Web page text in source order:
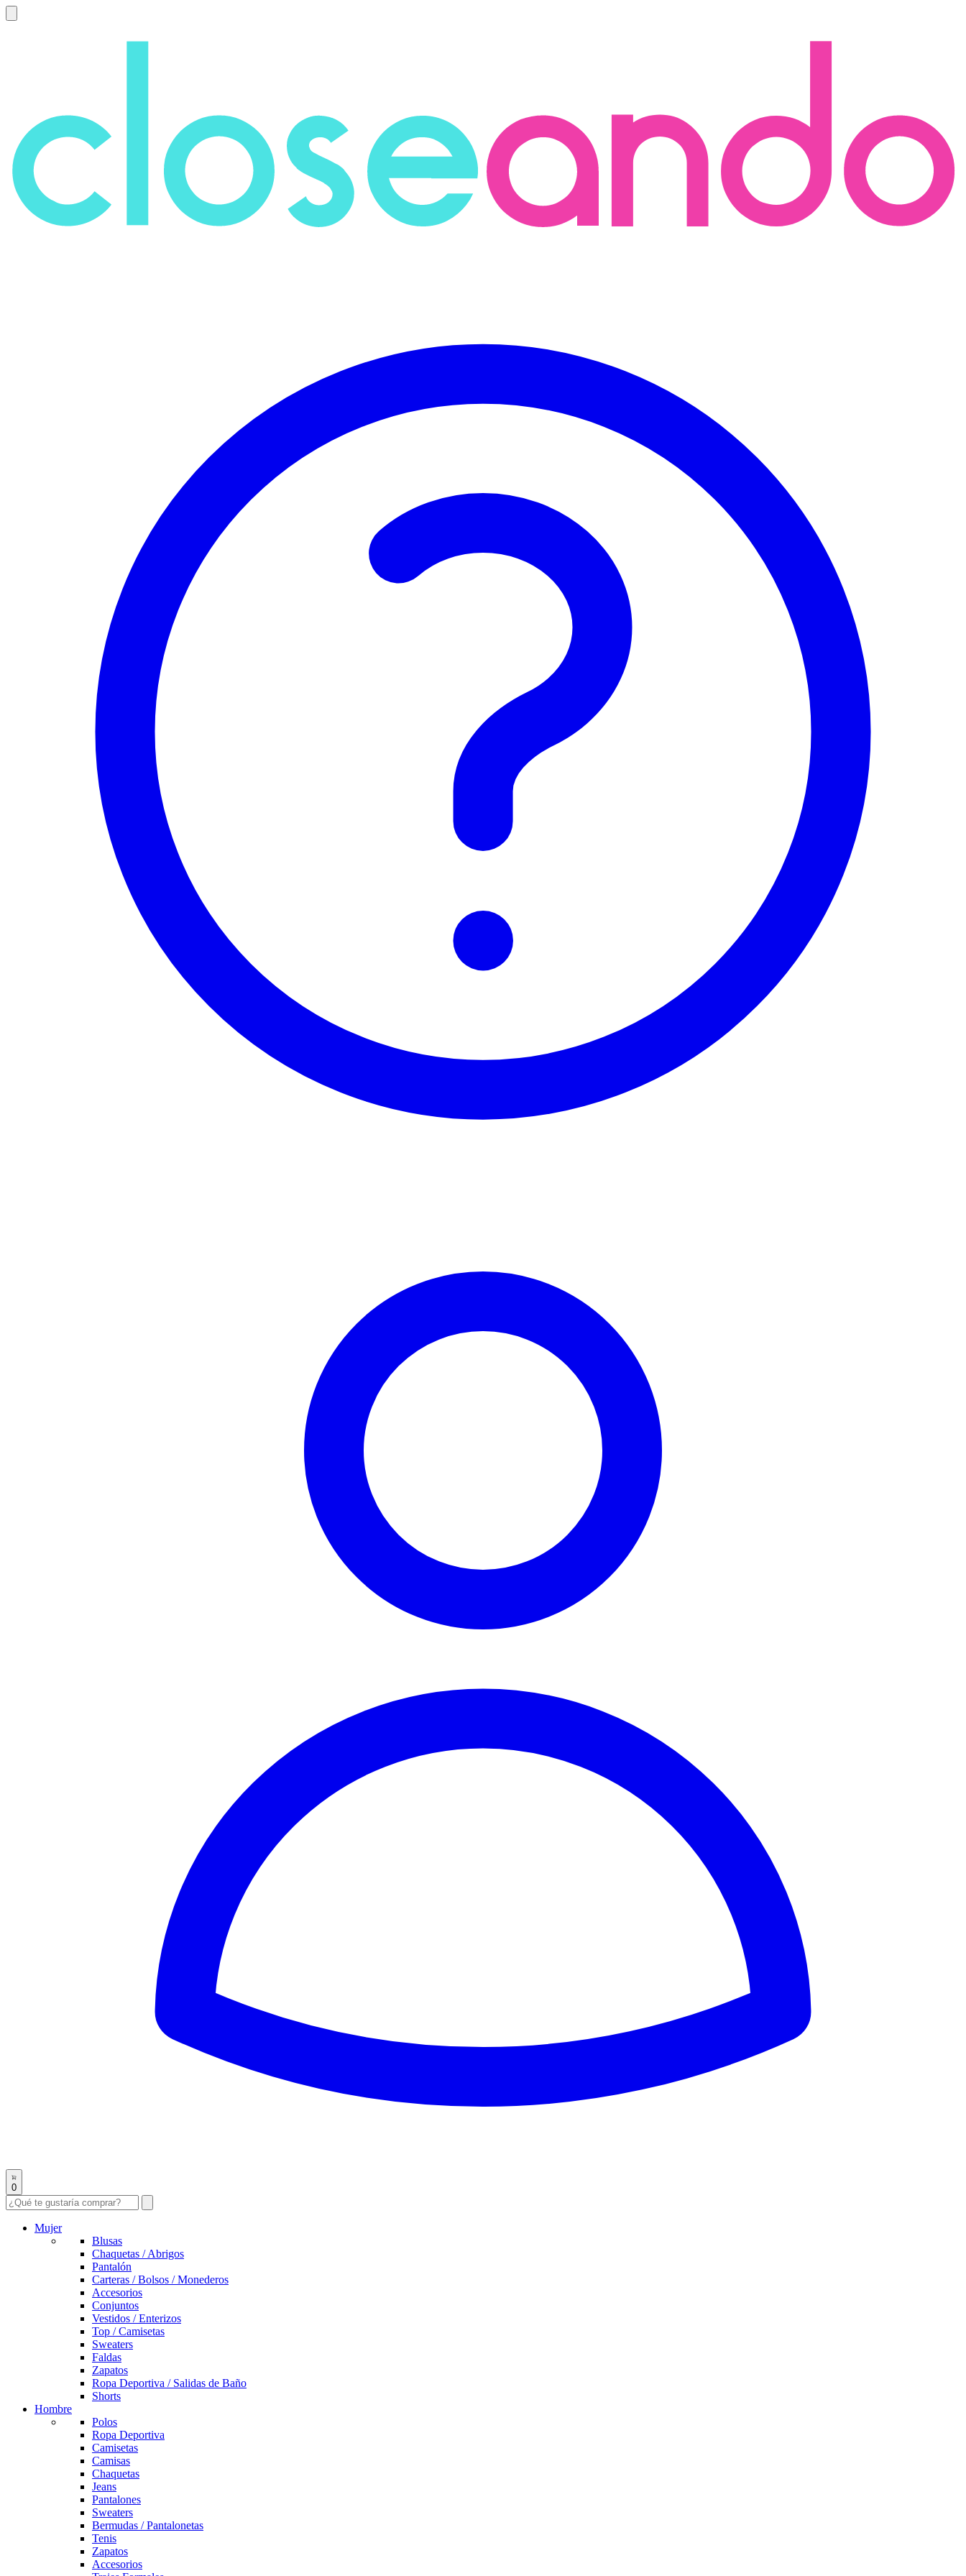
0
Mujer
Blusas
Chaquetas / Abrigos
Pantalón
Carteras / Bolsos / Monederos
Accesorios
Conjuntos
Vestidos / Enterizos
Top / Camisetas
Sweaters
Faldas
Zapatos
Ropa Deportiva / Salidas de Baño
Shorts
Hombre
Polos
Ropa Deportiva
Camisetas
Camisas
Chaquetas
Jeans
Pantalones
Sweaters
Bermudas / Pantalonetas
Tenis
Zapatos
Accesorios